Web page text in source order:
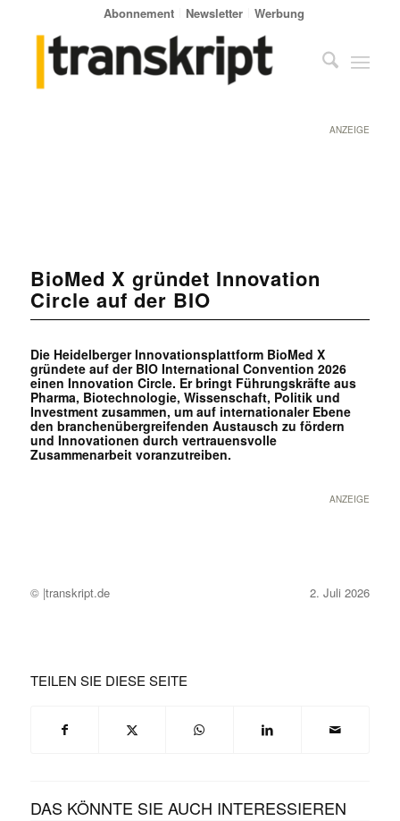
Abonnement Newsletter Werbung
ANZEIGE
BioMed X gründet Innovation
Circle auf der BIO
Die Heidelberger Innovationsplattform BioMed X
gründete auf der BIO International Convention 2026
einen Innovation Circle. Er bringt Führungskräfte aus
Pharma, Biotechnologie, Wissenschaft, Politik und
Investment zusammen, um auf internationaler Ebene
den branchenübergreifenden Austausch zu fördern
und Innovationen durch vertrauensvolle
Zusammenarbeit voranzutreiben.
ANZEIGE
© |transkript.de 2. Juli 2026
TEILEN SIE DIESE SEITE
DAS KÖNNTE SIE AUCH INTERESSIEREN